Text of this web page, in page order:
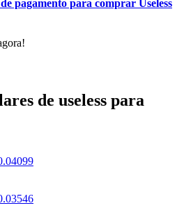
diariamente
pagamento para comprar Useless
de useless para